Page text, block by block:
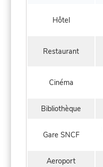
Hôtel
Restaurant
Cinéma
Bibliothèque
Gare SNCF
Aeroport